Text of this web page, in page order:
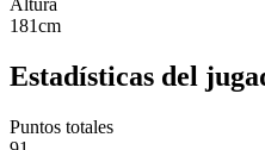
Altura
181cm
Estadísticas del
Puntos totales